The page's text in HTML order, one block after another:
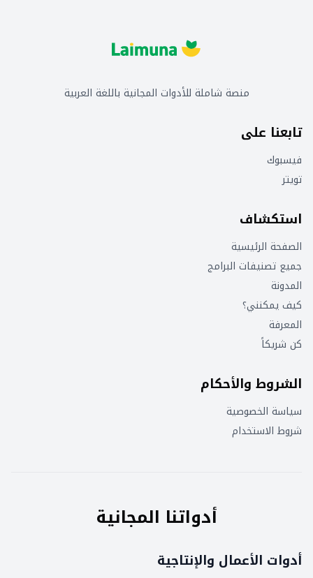
منصة شاملة للأدوات المجانية باللغة العربية
تابعنا على
فيسبوك
تويتر
استكشاف
الصفحة الرئيسية
جميع تصنيفات البرامج
المدونة
كيف يمكنني؟
المعرفة
كن شريكاً
الشروط والأحكام
سياسة الخصوصية
شروط الاستخدام
أدواتنا المجانية
أدوات الأعمال والإنتاجية